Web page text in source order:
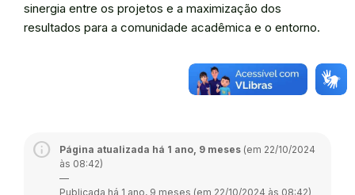
sinergia entre os projetos e a maximização dos
resultados para a comunidade acadêmica e o entorno.
Página atualizada há 1 ano, 9 meses (em 22/10/2024
às 08:42)
—
Publicada há 1 ano, 9 meses (em 22/10/2024 às 08:42)